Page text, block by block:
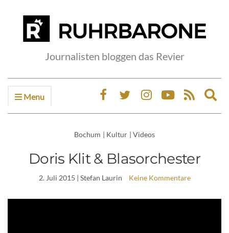
Journalisten bloggen das Revier
Menu
Bochum | Kultur | Videos
Doris Klit & Blasorchester
2. Juli 2015 | Stefan Laurin Keine Kommentare